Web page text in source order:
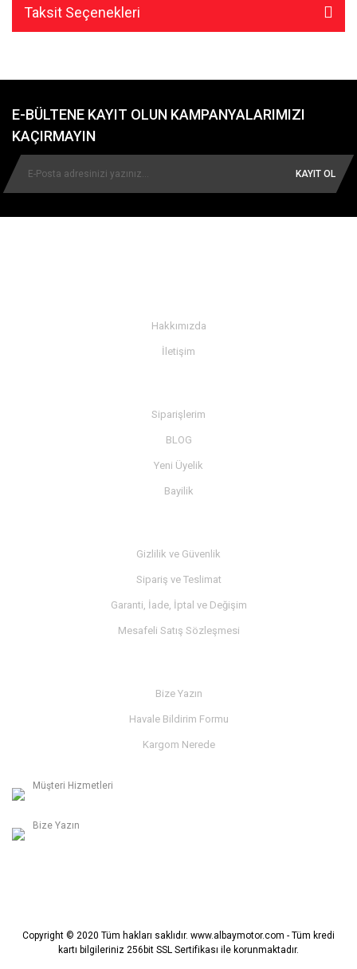
Taksit Seçenekleri
E-BÜLTENE KAYIT OLUN KAMPANYALARIMIZI
KAÇIRMAYIN
KAYIT OL
Hakkımızda
İletişim
Siparişlerim
BLOG
Yeni Üyelik
Bayilik
Gizlilik ve Güvenlik
Sipariş ve Teslimat
Garanti, İade, İptal ve Değişim
Mesafeli Satış Sözleşmesi
Bize Yazın
Havale Bildirim Formu
Kargom Nerede
Müşteri Hizmetleri
Bize Yazın
Copyright © 2020 Tüm hakları saklıdır. www.albaymotor.com - Tüm kredi
kartı bilgileriniz 256bit SSL Sertifikası ile korunmaktadır.